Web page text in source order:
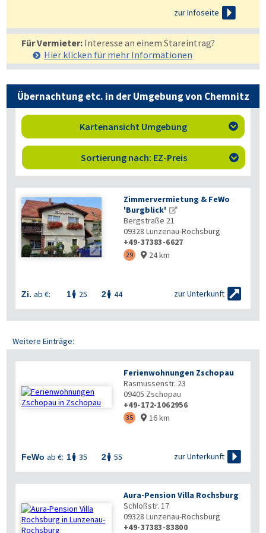
zur Infoseite 
Für Vermieter: Interesse an einem Stareintrag?
Hier klicken für mehr Informationen
Übernachtung etc. in der Umgebung von Chemnitz
Kartenansicht Umgebung 
Sortierung nach: EZ-Preis 

Zimmervermietung & FeWo
'Burgblick'
Bergstraße 21
09328 Lunzenau-Rochsburg
+49-37383-6627
29  24 km
Zi. ab €: 1 25 2 44 zur Unterkunft 
Weitere Einträge:
Ferienwohnungen Zschopau
Rasmussenstr. 23
09405 Zschopau
+49-172-1062956
35  16 km
FeWo ab €: 1 35 2 55 zur Unterkunft 
Aura-Pension Villa Rochsburg
Schloßstr. 17
09328 Lunzenau-Rochsburg
+49-37383-83800